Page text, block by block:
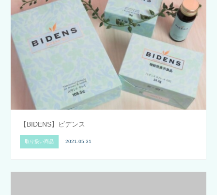
【BIDENS】ビデンス
取り扱い商品 2021.05.31